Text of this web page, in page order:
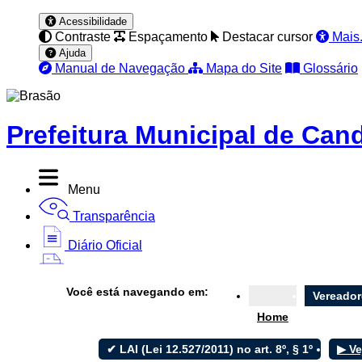
Acessibilidade
Contraste Espaçamento Destacar cursor
Ajuda
Manual de Navegação Mapa do Site Glossário
Prefeitura Municipal de
Menu
Transparência
Diário Oficial
Você está navegando em:
Home
✔ LAI (Lei 12.527/2011) no art. 8º, § 1º ▶